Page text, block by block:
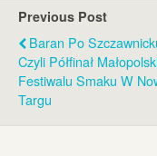
Previous Post
Baran Po
Czyli Półfinał
Festiwalu Smaku W
Targu